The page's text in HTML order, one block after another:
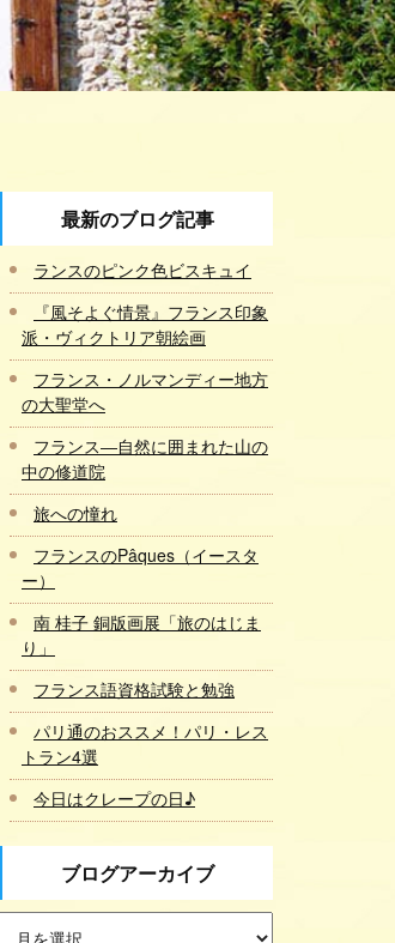
最新のブログ記事
ランスのピンク色ビスキュイ
『風そよぐ情景』フランス印象
派・ヴィクトリア朝絵画
フランス・ノルマンディー地方
の大聖堂へ
フランス―自然に囲まれた山の
中の修道院
旅への憧れ
フランスのPâques（イースタ
ー）
南 桂子 銅版画展「旅のはじま
り」
フランス語資格試験と勉強
パリ通のおススメ！パリ・レス
トラン4選
今日はクレープの日♪
ブログアーカイブ